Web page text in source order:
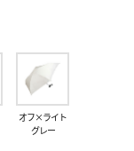
オフ×ライト
グレー